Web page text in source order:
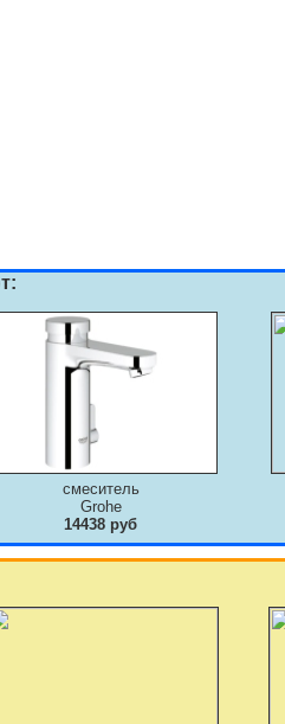
смеситель
Grohe
14438 руб